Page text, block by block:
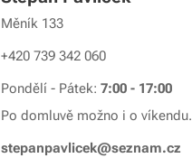
Měník 133
+420 739 342 060
Pondělí - Pátek:7:00 - 17:00
Po domluvě možno i o víkendu.
stepanpavlicek@seznam.cz